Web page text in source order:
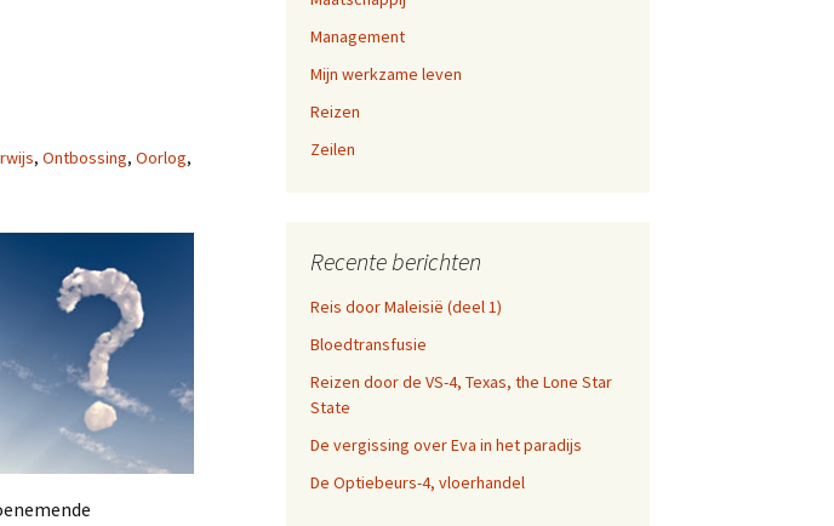
A near miss, verhalen 9,
A near miss, verhalen 5, 6,
7 en 8
2, 3 en 4
Opa-dag
Mijn websites
, Ontbossing, Oorlog,
Management
Mijn werkzame leven
Reizen
Zeilen
Recente berichten
Reis door Maleisië (deel 1)
Bloedtransfusie
Reizen door de VS-4, Texas, the Lone Star
State
De vergissing over Eva in het paradijs
De Optiebeurs-4, vloerhandel